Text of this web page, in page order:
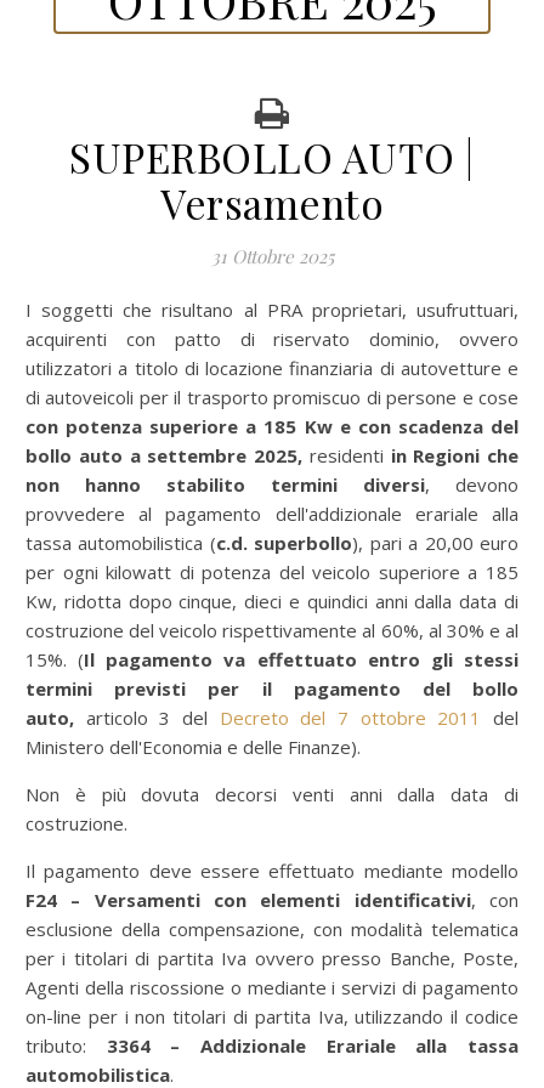
SUPERBOLLO AUTO |
Versamento
31 Ottobre 2025
I soggetti che risultano al PRA proprietari, usufruttuari,
acquirenti con patto di riservato dominio, ovvero
utilizzatori a titolo di locazione finanziaria di autovetture e
di autoveicoli per il trasporto promiscuo di persone e cose
con potenza superiore a 185 Kw e con scadenza del
bollo auto a settembre 2025, residenti in Regioni che
non hanno stabilito termini diversi, devono
provvedere al pagamento dell'addizionale erariale alla
tassa automobilistica (c.d. superbollo), pari a 20,00 euro
per ogni kilowatt di potenza del veicolo superiore a 185
Kw, ridotta dopo cinque, dieci e quindici anni dalla data di
costruzione del veicolo rispettivamente al 60%, al 30% e al
15%. (Il pagamento va effettuato entro gli stessi
termini previsti per il pagamento del bollo
auto, articolo 3 del Decreto del 7 ottobre 2011
del
Ministero dell'Economia e delle Finanze).
Non è più dovuta decorsi venti anni dalla data di
costruzione.
Il pagamento deve essere effettuato mediante modello
F24 – Versamenti con elementi identificativi, con
esclusione della compensazione, con modalità telematica
per i titolari di partita Iva ovvero presso Banche, Poste,
Agenti della riscossione o mediante i servizi di pagamento
on-line per i non titolari di partita Iva, utilizzando il codice
tributo: 3364 – Addizionale Erariale alla tassa
automobilistica.